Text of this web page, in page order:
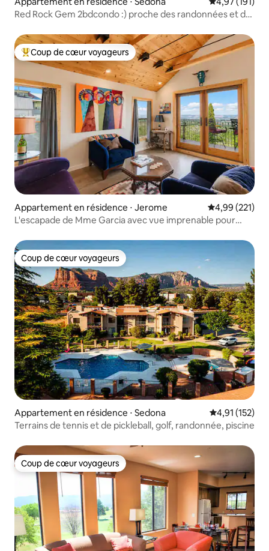
Red Rock Gem 2bdcondo :) proche des randonnées et du
Coups de cœur voyageurs les plus appréciés
Coup de cœur voyageurs
Appartement en résidence ⋅ Jerome Évaluation
4,99 (221)
L'escapade de Mme Garcia avec vue imprenable pour
Coup de cœur voyageurs
Coup de cœur voyageurs
Appartement en résidence ⋅ Sedona Évaluation
4,91 (152)
Terrains de tennis et de pickleball, golf, randonnée, piscine
Coup de cœur voyageurs
Coup de cœur voyageurs